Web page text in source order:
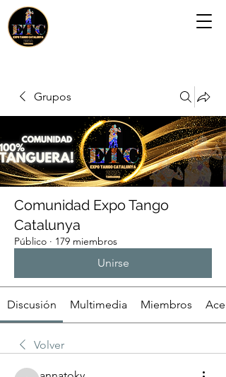
Grupos
Comunidad Expo Tango
Catalunya
Público · 179 miembros
Unirse
Discusión Multimedia Miembros
Volver